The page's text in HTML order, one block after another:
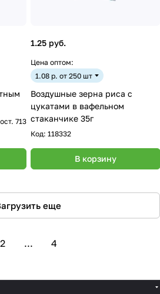
713
1.25 руб.
Цена оптом:
1.08 р. от 250 шт
Воздушные зерна риса с
цукатами в вафельном
стаканчике 35г
Код: 118332
В корзину
еще
2 ... 4